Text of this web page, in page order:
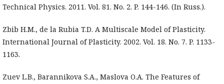
Technical Physics. 2011. Vol. 81. No. 2. P. 144-146. (In Russ.).
Zbib H.M., de la Rubia T.D. A Multiscale Model of Plasticity.
International Journal of Plasticity. 2002. Vol. 18. No. 7. P. 1133-
1163.
Zuev L.B., Barannikova S.A., Maslova O.A. The Features of